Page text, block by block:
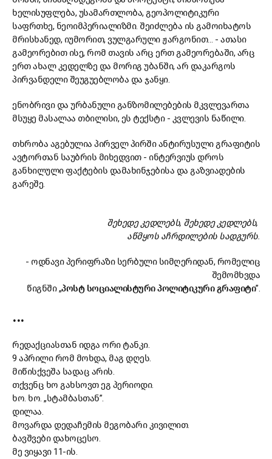
ხელისუფლება, უსამართლობა, გეოპოლიტიკური
საფრთხე, ნეოიმპერიალიზმი. შეიძლება ის გამოიხატოს
მრისხანედ, იუმორით, ვულგარული ჟარგონით… - ათასი
გამეორებით ისე, რომ თავის არც ერთ გამეორებაში, არც
ერთ ახალ კედელზე და მორიგ უბანში, არ დაკარგოს
პირვანდელი შეუგუებლობა და ჯანყი.
ენობრივი და ურბანული განზომილებების მკვლევართა
მსუყე მასალაა თბილისი, ეს ტექსტი - კვლევის ნაწილი.
თხრობა აგებულია პირველ პირში ანტირუსული გრაფიტის
ავტორთან საუბრის მიხედვით - ინტერვიუს დროს
განხილული ფაქტების დამახინჯებისა და გაზვიადების
გარეშე.
შეხედე კედლებს, შეხედე კედლებს,
აწმყოს აჩრდილების სადგურს.
- ოდნავი პერიფრაზი სერბული სიმღერიდან, რომელიც
შემომხვდა
წიგნში „პოსტ სოციალისტური პოლიტიკური გრაფიტი”.
...
რედაქციასთან იდგა ორი ტანკი.
9 აპრილი რომ მოხდა, მაგ დღეს.
მიწისქვეშა სადაც არის.
თქვენც ხო გახსოვთ ეგ პერიოდი.
ხო. ხო. „სტამბასთან”.
დილაა.
მოვარდა დედაჩემის მეგობარი კივილით.
ბავშვები დახოცესო.
მე ვიყავი 11-ის.